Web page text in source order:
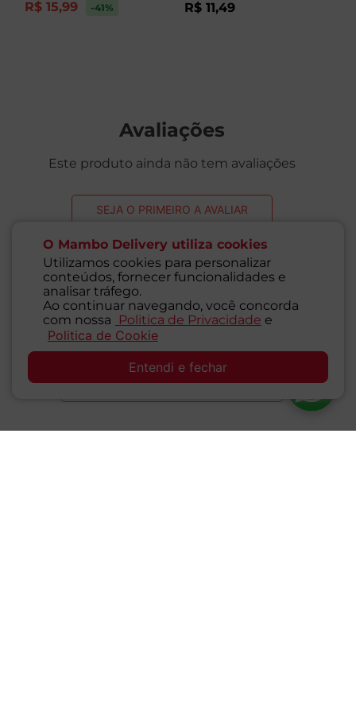
O Mambo Delivery utiliza cookies
Utilizamos cookies para personalizar
conteúdos, fornecer funcionalidades e
analisar tráfego.
Ao continuar navegando, você concorda
com nossa
Politica de Privacidade e
Politica de Cookie
Entendi e fechar
R$ 15,99 -41% R$ 11,49
Avaliações
Este produto ainda não tem avaliações
SEJA O PRIMEIRO A AVALIAR
Perguntas & respostas
Este produto ainda não tem perguntas
SEJA O PRIMEIRO A PERGUNTAR